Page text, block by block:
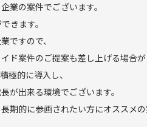
業の案件でございます。
きます。
ですので、
ド案件のご提案も差し上げる場合
極的に導入し、
が出来る環境でございます。
期的に参画されたい方にオススメ